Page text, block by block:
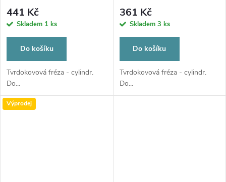
441 Kč
Skladem 1 ks
Do košíku
Tvrdokovová fréza - cylindr.
Do...
KUSŮ
361 Kč
Skladem 3 ks
Do košíku
Tvrdokovová fréza - cylindr.
Do...
Výprodej